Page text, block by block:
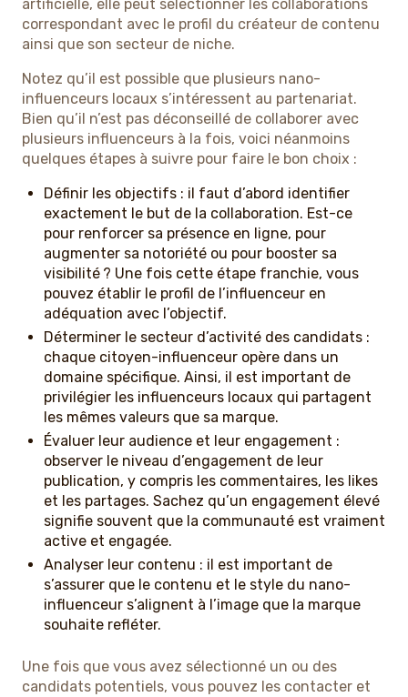
artificielle, elle peut sélectionner les collaborations
correspondant avec le profil du créateur de contenu
ainsi que son secteur de niche.
Notez qu’il est possible que plusieurs nano-
influenceurs locaux s’intéressent au partenariat.
Bien qu’il n’est pas déconseillé de collaborer avec
plusieurs influenceurs à la fois, voici néanmoins
quelques étapes à suivre pour faire le bon choix :
Définir les objectifs : il faut d’abord identifier
exactement le but de la collaboration. Est-ce
pour renforcer sa présence en ligne, pour
augmenter sa notoriété ou pour booster sa
visibilité ? Une fois cette étape franchie, vous
pouvez établir le profil de l’influenceur en
adéquation avec l’objectif.
Déterminer le secteur d’activité des candidats :
chaque citoyen-influenceur opère dans un
domaine spécifique. Ainsi, il est important de
privilégier les influenceurs locaux qui partagent
les mêmes valeurs que sa marque.
Évaluer leur audience et leur engagement :
observer le niveau d’engagement de leur
publication, y compris les commentaires, les likes
et les partages. Sachez qu’un engagement élevé
signifie souvent que la communauté est vraiment
active et engagée.
Analyser leur contenu : il est important de
s’assurer que le contenu et le style du nano-
influenceur s’alignent à l’image que la marque
souhaite refléter.
Une fois que vous avez sélectionné un ou des
candidats potentiels, vous pouvez les contacter et